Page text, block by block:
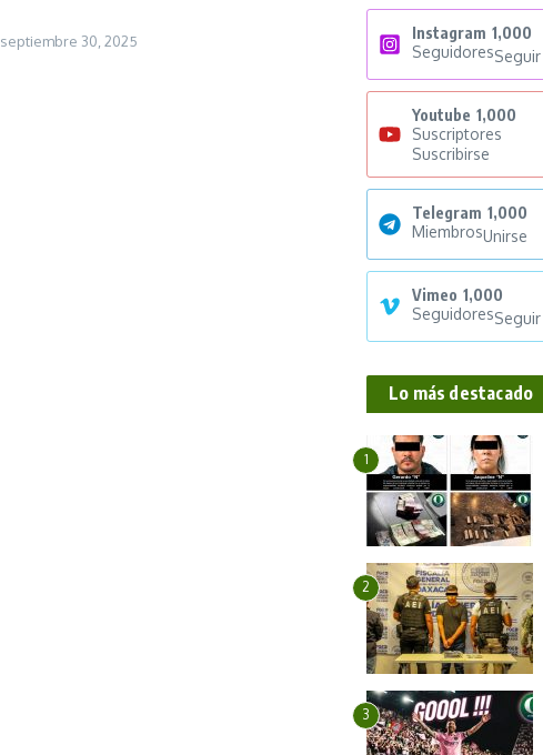
septiembre 30, 2025 Instagram 1,000
SeguidoresSeguir
Youtube 1,000
Suscriptores
Suscribirse
Telegram 1,000
MiembrosUnirse
Vimeo 1,000
SeguidoresSeguir
Lo más destacado
1
2
3